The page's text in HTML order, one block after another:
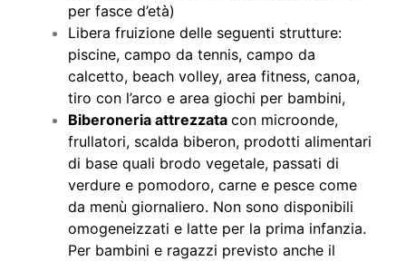
per fasce d’età)
Libera fruizione delle seguenti strutture:
piscine, campo da tennis, campo da
calcetto, beach volley, area fitness, canoa,
tiro con l’arco e area giochi per bambini,
Biberoneria attrezzata con microonde,
frullatori, scalda biberon, prodotti alimentari
di base quali brodo vegetale, passati di
verdure e pomodoro, carne e pesce come
da menù giornaliero. Non sono disponibili
omogeneizzati e latte per la prima infanzia.
Per bambini e ragazzi previsto anche il